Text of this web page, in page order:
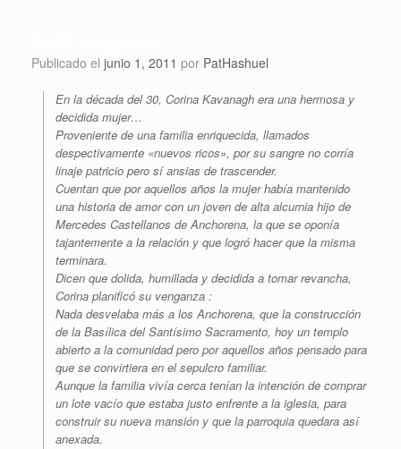
Publicado el junio 1, 2011 por PatHashuel
En la década del 30, Corina Kavanagh era una hermosa y
decidida mujer…
Proveniente de una familia enriquecida, llamados
despectivamente «nuevos ricos», por su sangre no corría
linaje patricio pero sí ansias de trascender.
Cuentan que por aquellos años la mujer había mantenido
una historia de amor con un joven de alta alcurnia hijo de
Mercedes Castellanos de Anchorena, la que se oponía
tajantemente a la relación y que logró hacer que la misma
terminara.
Dicen que dolida, humillada y decidida a tomar revancha,
Corina planificó su venganza :
Nada desvelaba más a los Anchorena, que la construcción
de la Basílica del Santísimo Sacramento, hoy un templo
abierto a la comunidad pero por aquellos años pensado para
que se convirtiera en el sepulcro familiar.
Aunque la familia vivía cerca tenían la intención de comprar
un lote vacío que estaba justo enfrente a la iglesia, para
construir su nueva mansión y que la parroquia quedara así
anexada.